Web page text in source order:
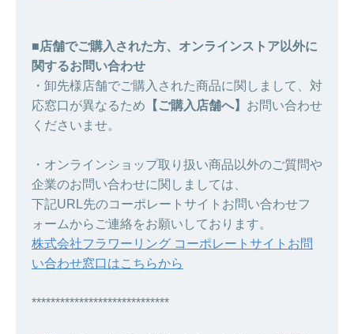
■店舗でご購入された方、オンラインストア以外に
関するお問い合わせ
・卸先様店舗でご購入された商品に関しまして、対
応窓口が異なるため 【ご購入店舗へ】 お問い合わせ
くださいませ。
・オンラインショップ取り扱い商品以外のご質問や
企業のお問い合わせに関しましては、
下記URL先のコーポレートサイトお問い合わせフ
ォームからご連絡をお願いしております。
株式会社フラワーリング コーポレートサイトお問
い合わせ窓口はこちらから
*****************************